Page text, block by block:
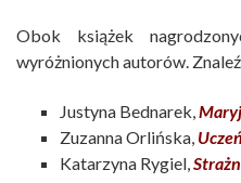
Obok książek
wyróżnionych autorów.
Justyna Bednarek,
Zuzanna Orlińska,
Katarzyna Rygiel,